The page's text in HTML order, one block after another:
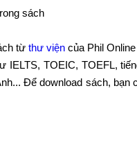
sách
từ thư việncủa Phil
TOEIC, TOEFL,
Để download sách, bạn